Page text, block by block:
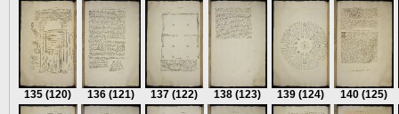
135 (120) 136 (121) 137 (122) 138 (123) 139 (124) 140 (125)